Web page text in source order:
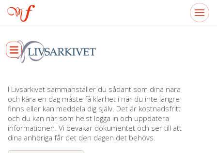
I Livsarkivet sammanställer du sådant som dina nära
och kära en dag måste få klarhet i när du inte längre
finns eller kan meddela dig själv. Det är kostnadsfritt
och du kan när som helst logga in och uppdatera
informationen. Vi bevakar dokumentet och ser till att
dina anhöriga får det den dagen det behövs.